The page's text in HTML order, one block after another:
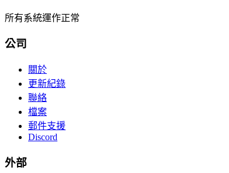
所有系統運作正常
公司
關於
更新紀錄
聯絡
檔案
郵件支援
Discord
外部